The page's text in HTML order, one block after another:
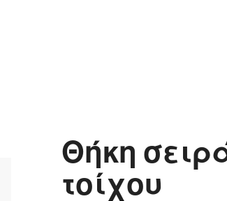
Θήκη
τοίχου